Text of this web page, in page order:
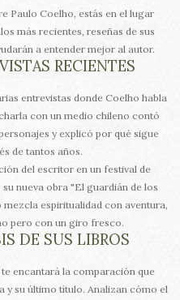
Paulo Coelho, estás en el lugar
más recientes, reseñas de sus
a entender mejor al autor.
RECIENTES
entrevistas donde Coelho habla
con un medio chileno contó
y explicó por qué sigue
de tantos años.
del escritor en un festival de
nueva obra "El guardián de los
mezcla espiritualidad con aventura,
pero con un giro fresco.
DE SUS LIBROS
encantará la comparación que
y su último título. Analizan cómo el